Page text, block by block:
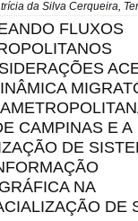
da Silva Cerqueira,
FLUXOS
CAMPINAS E A
DE
NA
DE